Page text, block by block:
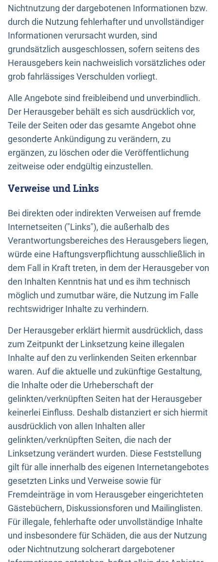
Nichtnutzung der dargebotenen Informationen bzw.
durch die Nutzung fehlerhafter und unvollständiger
Informationen verursacht wurden, sind
grundsätzlich ausgeschlossen, sofern seitens des
Herausgebers kein nachweislich vorsätzliches oder
grob fahrlässiges Verschulden vorliegt.
Alle Angebote sind freibleibend und unverbindlich.
Der Herausgeber behält es sich ausdrücklich vor,
Teile der Seiten oder das gesamte Angebot ohne
gesonderte Ankündigung zu verändern, zu
ergänzen, zu löschen oder die Veröffentlichung
zeitweise oder endgültig einzustellen.
Verweise und Links
Bei direkten oder indirekten Verweisen auf fremde
Internetseiten ("Links"), die außerhalb des
Verantwortungsbereiches des Herausgebers liegen,
würde eine Haftungsverpflichtung ausschließlich in
dem Fall in Kraft treten, in dem der Herausgeber von
den Inhalten Kenntnis hat und es ihm technisch
möglich und zumutbar wäre, die Nutzung im Falle
rechtswidriger Inhalte zu verhindern.
Der Herausgeber erklärt hiermit ausdrücklich, dass
zum Zeitpunkt der Linksetzung keine illegalen
Inhalte auf den zu verlinkenden Seiten erkennbar
waren. Auf die aktuelle und zukünftige Gestaltung,
die Inhalte oder die Urheberschaft der
gelinkten/verknüpften Seiten hat der Herausgeber
keinerlei Einfluss. Deshalb distanziert er sich hiermit
ausdrücklich von allen Inhalten aller
gelinkten/verknüpften Seiten, die nach der
Linksetzung verändert wurden. Diese Feststellung
gilt für alle innerhalb des eigenen Internetangebotes
gesetzten Links und Verweise sowie für
Fremdeinträge in vom Herausgeber eingerichteten
Gästebüchern, Diskussionsforen und Mailinglisten.
Für illegale, fehlerhafte oder unvollständige Inhalte
und insbesondere für Schäden, die aus der Nutzung
oder Nichtnutzung solcherart dargebotener